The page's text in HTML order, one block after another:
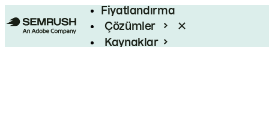
Fiyatlandırma
Çözümler
Kaynaklar